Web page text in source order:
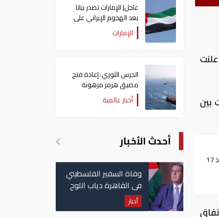
بين
الفرنسي إلى سوريا منذ 17
اتفاق
عاجل| الإمارات تصدر بيانا
بعد الهجوم الإيراني على
سفينة تابعة لـ"أدنوك"
الإمارات
الحرس الثوري: إعادة فتح
مضيق هرمز مرهونة
بقبول واشنطن الكامل
لشروط طهران
أخبار عالمية
أحدث الأخبار
وفاة السفير الفلسطيني
في القاهرة دياب اللوح
أخبار